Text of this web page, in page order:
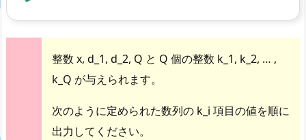
整数 x, d_1, d_2, Q と Q 個の整数 k_1, k_2, … ,
k_Q が与えられます。
次のように定められた数列の k_i 項目の値を順に
出力してください。